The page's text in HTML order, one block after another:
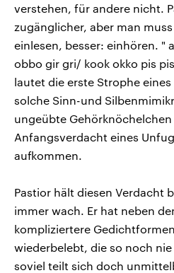
verstehen, für andere nicht.
zugänglicher, aber man
einlesen, besser: einhören. "
obbo gir gri/ kook okko pis
lautet die erste Strophe eines
solche Sinn-und
ungeübte
Anfangsverdacht eines
aufkommen.
Pastior hält diesen Verdacht
immer wach. Er hat neben
kompliziertere
wiederbelebt, die so noch
soviel teilt sich doch